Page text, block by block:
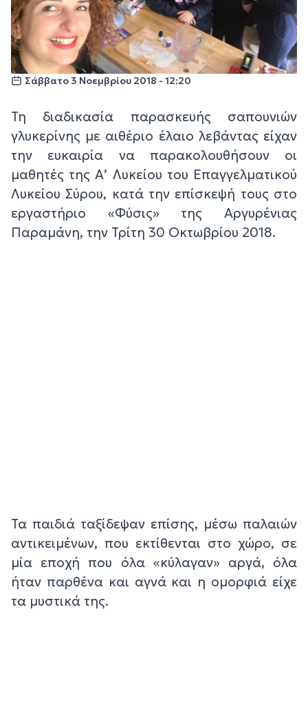
Σάββατο 3 Νοεμβρίου 2018 - 12:20
Τη διαδικασία παρασκευής σαπουνιών
γλυκερίνης με αιθέριο έλαιο λεβάντας είχαν
την ευκαιρία να παρακολουθήσουν οι
μαθητές της Α’ Λυκείου του Επαγγελματικού
Λυκείου Σύρου, κατά την επίσκεψή τους στο
εργαστήριο «Φύσις» της Αργυρένιας
Παραμάνη, την Τρίτη 30 Οκτωβρίου 2018.
Τα παιδιά ταξίδεψαν επίσης, μέσω παλαιών
αντικειμένων, που εκτίθενται στο χώρο, σε
μία εποχή που όλα «κύλαγαν» αργά, όλα
ήταν παρθένα και αγνά και η ομορφιά είχε
τα μυστικά της.